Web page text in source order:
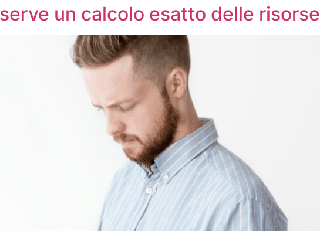
un calcolo esatto delle risorse